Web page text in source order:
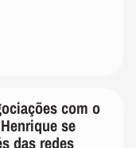
com o
se
das redes